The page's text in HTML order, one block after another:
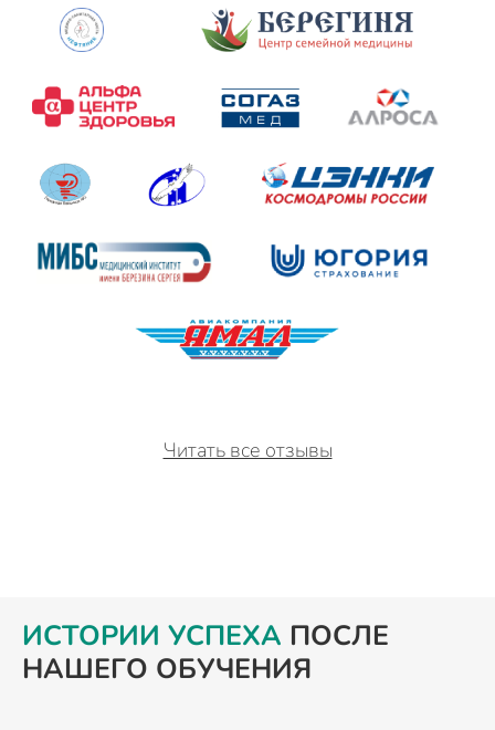
Читать все отзывы
ИСТОРИИ УСПЕХА ПОСЛЕ
НАШЕГО ОБУЧЕНИЯ